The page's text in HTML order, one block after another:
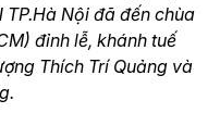
TP.Hà Nội đã đến chùa
đỉnh lễ, khánh tuế
Thích Trí Quảng và